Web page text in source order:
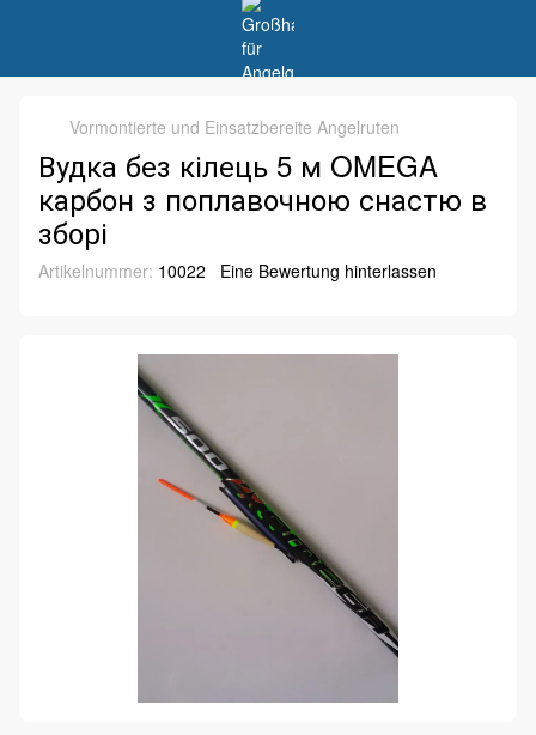
Vormontierte und Einsatzbereite Angelruten
Вудка без кілець 5 м OMEGA
карбон з поплавочною снастю в
зборі
Artikelnummer: 10022 Eine Bewertung hinterlassen